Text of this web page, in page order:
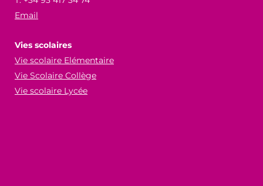
Email
Vies scolaires
Vie scolaire Elémentaire
Vie Scolaire Collège
Vie scolaire Lycée